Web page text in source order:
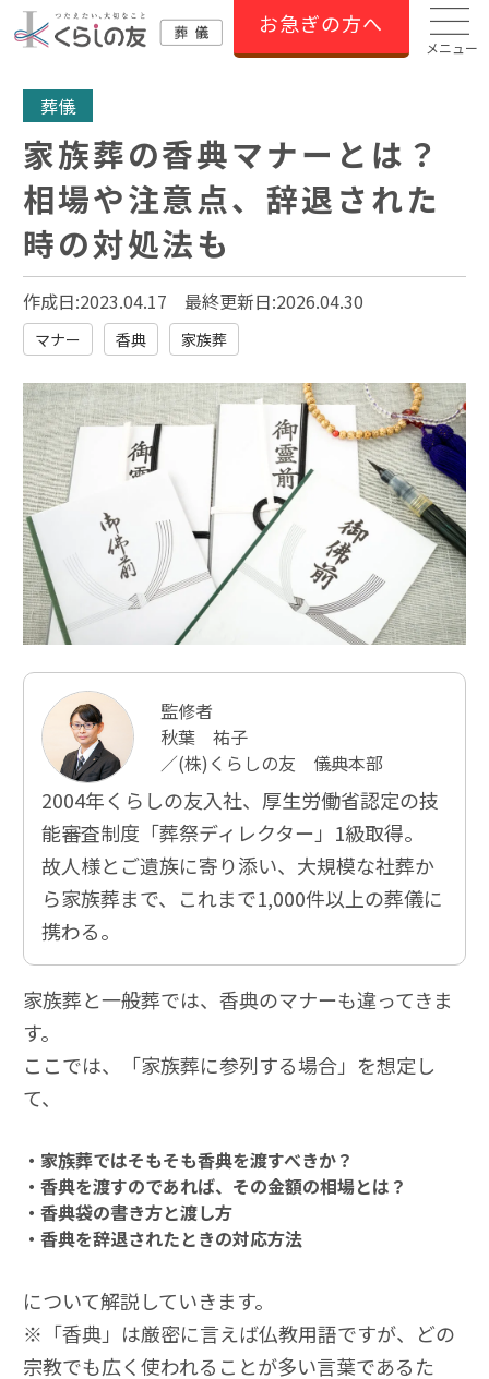
お急ぎの方へ
メニュー
葬儀
家族葬の香典マナーとは？
相場や注意点、辞退された
時の対処法も
マナー 香典 家族葬
作成日:2023.04.17 最終更新日:2026.04.30
監修者
秋葉 祐子
／(株)くらしの友 儀典本部
2004年くらしの友入社、厚⽣労働省認定の技
能審査制度「葬祭ディレクター」1級取得。
故人様とご遺族に寄り添い、大規模な社葬か
ら家族葬まで、これまで1,000件以上の葬儀に
携わる。
家族葬と一般葬では、香典のマナーも違ってきま
す。
ここでは、「家族葬に参列する場合」を想定し
て、
・家族葬ではそもそも香典を渡すべきか？
・香典を渡すのであれば、その金額の相場とは？
・香典袋の書き方と渡し方
・香典を辞退されたときの対応方法
について解説していきます。
※「香典」は厳密に言えば仏教用語ですが、どの
宗教でも広く使われることが多い言葉であるた